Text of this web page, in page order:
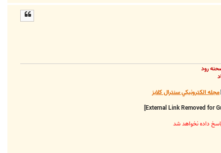
ا
رود
مجله الکترونيکي سنترال کلابز